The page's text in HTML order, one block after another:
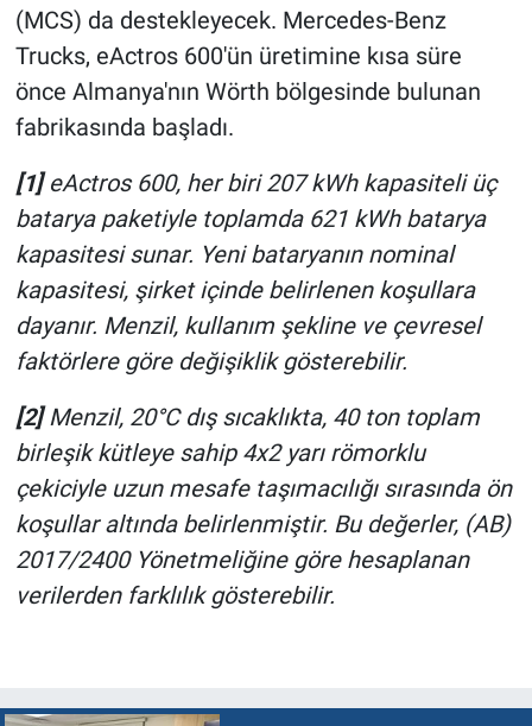
(MCS) da destekleyecek. Mercedes-Benz
Trucks, eActros 600'ün üretimine kısa süre
önce Almanya'nın Wörth bölgesinde bulunan
fabrikasında başladı.
[1]eActros 600, her biri 207 kWh kapasiteli üç
batarya paketiyle toplamda 621 kWh batarya
kapasitesi sunar. Yeni bataryanın nominal
kapasitesi, şirket içinde belirlenen koşullara
dayanır. Menzil, kullanım şekline ve çevresel
faktörlere göre değişiklik gösterebilir.
[2]Menzil, 20°C dış sıcaklıkta, 40 ton toplam
birleşik kütleye sahip 4x2 yarı römorklu
çekiciyle uzun mesafe taşımacılığı sırasında ön
koşullar altında belirlenmiştir. Bu değerler, (AB)
2017/2400 Yönetmeliğine göre hesaplanan
verilerden farklılık gösterebilir.